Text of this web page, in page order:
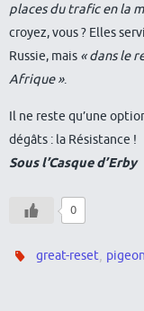
places du trafic en la
croyez, vous ? Elles
Russie, mais « dans le
Afrique ».
Il ne reste qu’une
dégâts : la Résistance !
Sous l’Casque d’Erby
0
great-reset,